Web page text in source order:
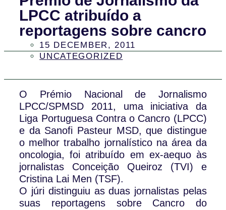
LPCC atribuído a
reportagens sobre cancro
15 DECEMBER, 2011
UNCATEGORIZED
O Prémio Nacional de Jornalismo
LPCC/SPMSD 2011, uma iniciativa da
Liga Portuguesa Contra o Cancro (LPCC)
e da Sanofi Pasteur MSD, que distingue
o melhor trabalho jornalístico na área da
oncologia, foi atribuído em ex-aequo às
jornalistas Conceição Queiroz (TVI) e
Cristina Lai Men (TSF).
O júri distinguiu as duas jornalistas pelas
suas reportagens sobre Cancro do